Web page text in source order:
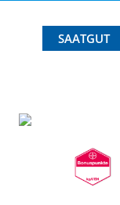
SAATGUT